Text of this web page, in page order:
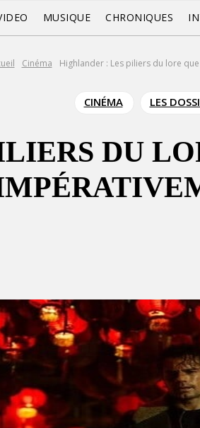
MUSIQUE CHRONIQUES
Cinéma Highlander : Les piliers du lore
CINÉMA LES
DU